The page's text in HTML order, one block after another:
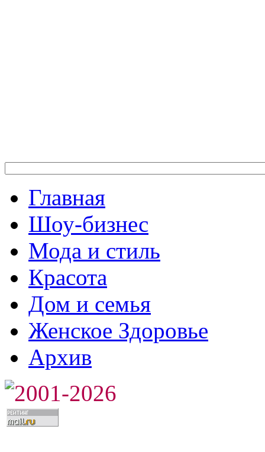
Главная
Шоу-бизнес
Мода и стиль
Красота
Дом и семья
Женское Здоровье
Архив
2001-2026